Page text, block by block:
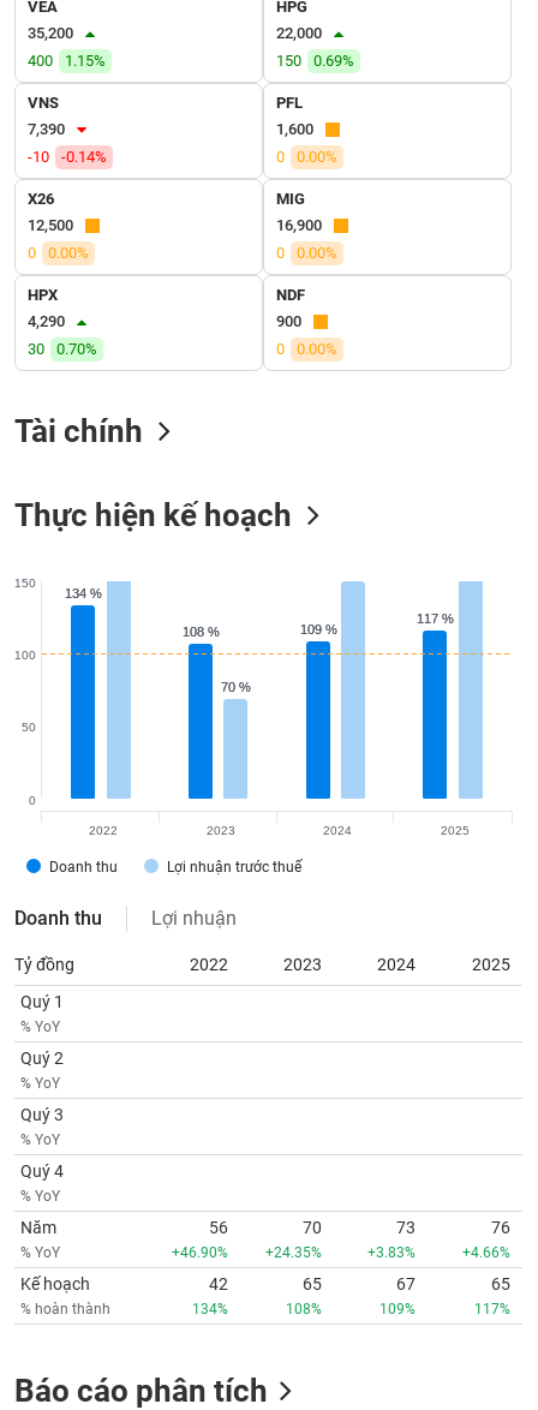
VEA
35,200
400
1.15%
HPG
22,000
150
0.69%
VNS
7,390
-10
-0.14%
PFL
1,600
0
0.00%
X26
12,500
0
0.00%
MIG
16,900
0
0.00%
HPX
4,290
30
0.70%
NDF
900
0
0.00%
Tài chính
Thực hiện kế hoạch
134 %
134 %
108 %
108 % 109 %
109 %
117 %
117 %
70 %
70 %
Doanh thu Lợi nhuận trước thuế
0
50
100
150
2022 2023 2024 2025
Doanh thu Lợi nhuận
Tỷ đồng 2022 2023 2024
2025
Quý 1
% YoY
Quý 2
% YoY
Quý 3
% YoY
Quý 4
% YoY
Năm
% YoY
56
+46.90%
70
+24.35%
73
+3.83%
76
+4.66%
Kế hoạch
% hoàn thành
42
134%
65
108%
67
109%
65
117%
Báo cáo phân tích
TIỆN
ÍCH
BẤT
ĐỘNG
SẢN
Mã
chứng
Lãnh
đạo
Tất cả
Tin
viết
của
giả
(-)
Báo
cáo
phân
tích
(-)
Thuật
ngữ
(-)
Dịch
vụ
(-)